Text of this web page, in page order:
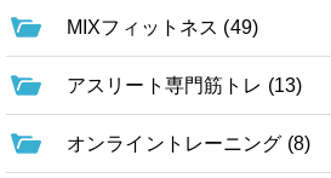
MIXフィットネス (49)
アスリート専門筋トレ (13)
オンライントレーニング (8)